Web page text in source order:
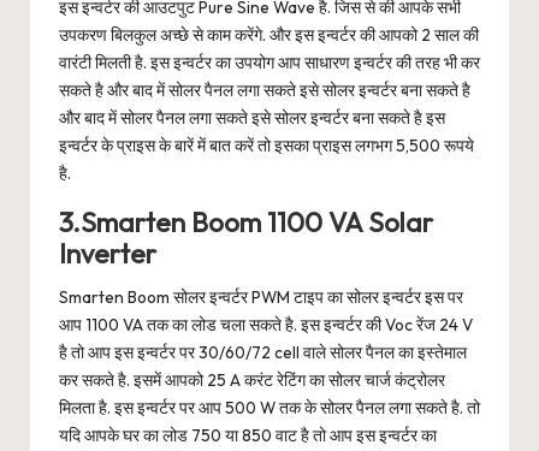
इस इन्वर्टर की आउटपुट Pure Sine Wave है. जिस से की आपके सभी
उपकरण बिलकुल अच्छे से काम करेंगे. और इस इन्वर्टर की आपको 2 साल की
वारंटी मिलती है. इस इन्वर्टर का उपयोग आप साधारण इन्वर्टर की तरह भी कर
सकते है और बाद में सोलर पैनल लगा सकते इसे सोलर इन्वर्टर बना सकते है
और बाद में सोलर पैनल लगा सकते इसे सोलर इन्वर्टर बना सकते है इस
इन्वर्टर के प्राइस के बारें में बात करें तो इसका प्राइस लगभग 5,500 रूपये
है.
3.Smarten Boom 1100 VA Solar
Inverter
Smarten Boom सोलर इन्वर्टर PWM टाइप का सोलर इन्वर्टर इस पर
आप 1100 VA तक का लोड चला सकते है. इस इन्वर्टर की Voc रेंज 24 V
है तो आप इस इन्वर्टर पर 30/60/72 cell वाले सोलर पैनल का इस्तेमाल
कर सकते है. इसमें आपको 25 A करंट रेटिंग का सोलर चार्ज कंट्रोलर
मिलता है. इस इन्वर्टर पर आप 500 W तक के सोलर पैनल लगा सकते है. तो
यदि आपके घर का लोड 750 या 850 वाट है तो आप इस इन्वर्टर का